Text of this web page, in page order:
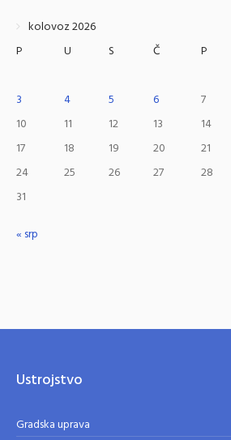
kolovoz 2026
P
U S Č P
3
4 5 6 7
10
11 12 13 14
17
18 19 20 21
24
25 26 27 28
31
« srp
Ustrojstvo
Gradska uprava